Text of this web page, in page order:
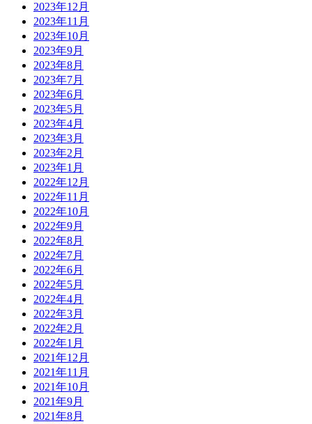
2023年12月
2023年11月
2023年10月
2023年9月
2023年8月
2023年7月
2023年6月
2023年5月
2023年4月
2023年3月
2023年2月
2023年1月
2022年12月
2022年11月
2022年10月
2022年9月
2022年8月
2022年7月
2022年6月
2022年5月
2022年4月
2022年3月
2022年2月
2022年1月
2021年12月
2021年11月
2021年10月
2021年9月
2021年8月